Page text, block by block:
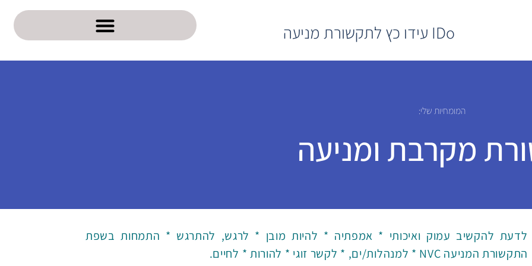
IDo עידו כץ לתקשורת מניעה
המומחיות שלי:
מקרבת ומניעה
לדעת להקשיב עמוק ואיכותי * אמפתיה * להיות מובן * לרגש, להתרגש * התמחות בשפת
התקשורת המניעה NVC * למנהלות/ים, * לקשר זוגי * להורות * לחיים.